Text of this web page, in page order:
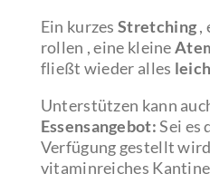
Ein kurzesStretching,
rollen , eine kleine
fließt wieder alles
Unterstützen kann
Essensangebot:Sei es
Verfügung gestellt
vitaminreiches